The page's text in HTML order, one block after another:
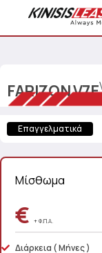
FARIZONV7E
Επαγγελματικά
Μίσθωμα
€ + Φ.Π.Α.
Διάρκεια ( Μήνες )